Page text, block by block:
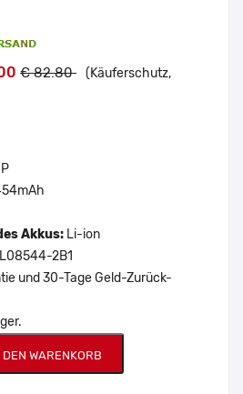
€ 82.80 (Käuferschutz,
Akkus: Li-ion
L08544-2B1
und 30-Tage Geld-Zurück-
DEN WARENKORB